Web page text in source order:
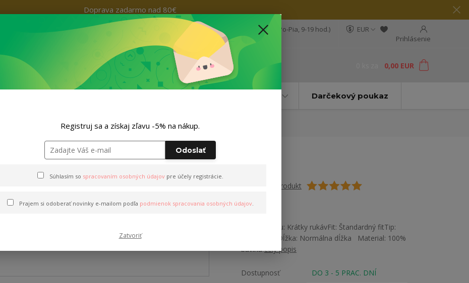
Doprava zadarmo nad 80€
EUR
Prihlásenie
Hľadať
+421 904 564 623 (Po-Pia, 9-19 hod.)
0,00 EUR
Darčekový poukaz
Ohodnotiť produkt
Dĺžka rukávu: Krátky rukávFit: Štandardný fitTip:
Rovný strihDĺžka: Normálna dĺžka Material: 100%
bavlnacelý popis
Dostupnosť DO 3 - 5 PRAC. DNÍ
Registruj sa a získaj zľavu -5% na nákup.
Odoslať
Súhlasím so spracovaním osobných údajovpre účely registrácie.
Prajem si odoberať novinky e-mailom podľa podmienok spracovania osobných údajov.
Zatvoriť